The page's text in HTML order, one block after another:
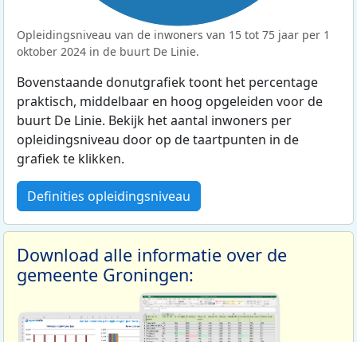
Opleidingsniveau van de inwoners van 15 tot 75 jaar per 1
oktober 2024 in de buurt De Linie.
Bovenstaande donutgrafiek toont het percentage
praktisch, middelbaar en hoog opgeleiden voor de
buurt De Linie. Bekijk het aantal inwoners per
opleidingsniveau door op de taartpunten in de
grafiek te klikken.
Definities opleidingsniveau
Download alle informatie over de
gemeente Groningen: